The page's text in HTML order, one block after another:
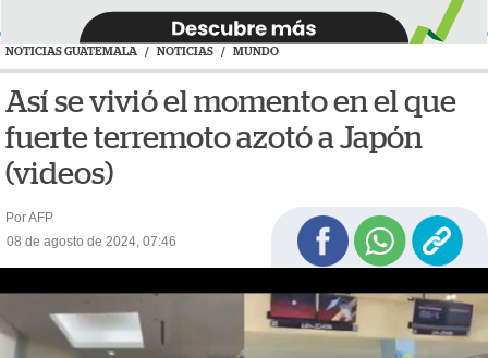
NOTICIAS GUATEMALA / NOTICIAS / MUNDO
Así se vivió el momento en el que
fuerte terremoto azotó a Japón
(videos)
Por AFP
08 de agosto de 2024, 07:46